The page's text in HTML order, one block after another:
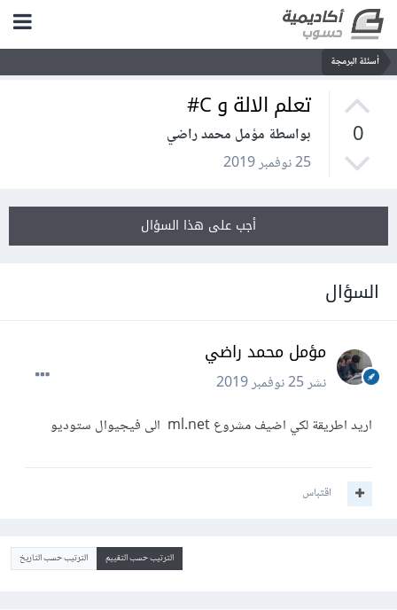
أسئلة البرمجة
0
تعلم الالة و C#
بواسطة مؤمل محمد راضي
25 نوفمبر 2019
أجب على هذا السؤال
السؤال
مؤمل محمد راضي
نشر25 نوفمبر 2019
اريد اطريقة لكي اضيف مشروع ml.net الى فيجيوال ستوديو
اقتباس
الترتيب حسب التقييم الترتيب حسب التاريخ